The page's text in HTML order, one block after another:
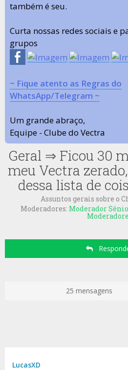
também é seu.
Curta nossas redes sociais e
grupos
~ Fique atento as Regras do
WhatsApp/Telegram ~
Um grande abraço,
Equipe - Clube do Vectra
Geral ⇒ Ficou 30
meu Vectra
dessa lista de
Assuntos gerais sobre o
Moderadores: Moderador
25 mensagens
LucasXD